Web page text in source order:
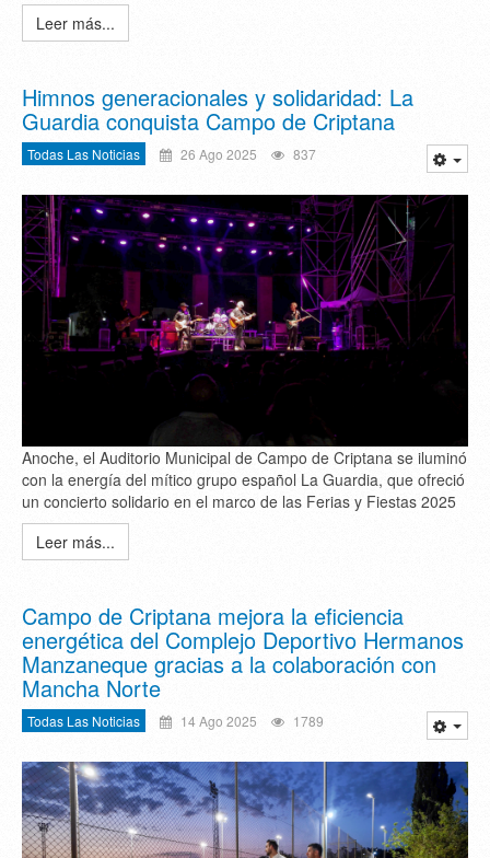
Leer más...
Himnos generacionales y solidaridad: La
Guardia conquista Campo de Criptana
Todas Las Noticias 26 Ago 2025 837
Anoche, el Auditorio Municipal de Campo de Criptana se iluminó
con la energía del mítico grupo español La Guardia, que ofreció
un concierto solidario en el marco de las Ferias y Fiestas 2025
Leer más...
Campo de Criptana mejora la eficiencia
energética del Complejo Deportivo Hermanos
Manzaneque gracias a la colaboración con
Mancha Norte
Todas Las Noticias 14 Ago 2025 1789